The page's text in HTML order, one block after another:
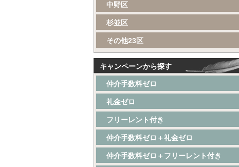
中野区
杉並区
その他23区
キャンペーンから探す
仲介手数料ゼロ
礼金ゼロ
フリーレント付き
仲介手数料ゼロ＋礼金ゼロ
仲介手数料ゼロ＋フリーレント付き